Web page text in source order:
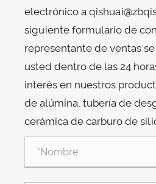
electrónico a
siguiente formulario de
representante de ventas
usted dentro de las 24
interés en nuestros
de alúmina, tubería de
cerámica de carburo de